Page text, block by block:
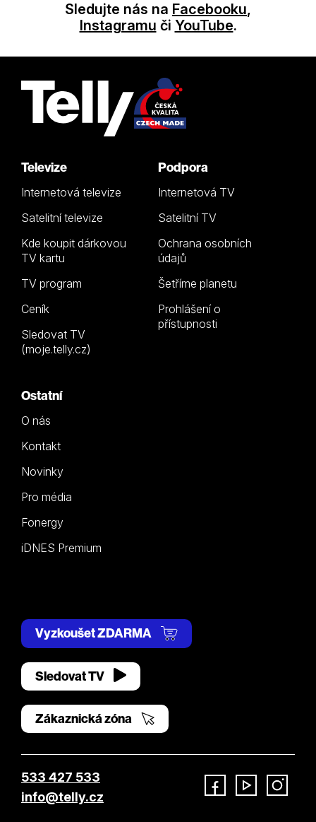
Sledujte nás na Facebooku,
Instagramu či YouTube.
Televize
Internetová televize
Satelitní televize
Kde koupit dárkovou
TV kartu
TV program
Ceník
Sledovat TV
(moje.telly.cz)
Podpora
Internetová TV
Satelitní TV
Ochrana osobních
údajů
Šetříme planetu
Prohlášení o
přístupnosti
Ostatní
O nás
Kontakt
Novinky
Pro média
Fonergy
iDNES Premium
Vyzkoušet ZDARMA
Sledovat TV
Zákaznická zóna
533 427 533
info@telly.cz